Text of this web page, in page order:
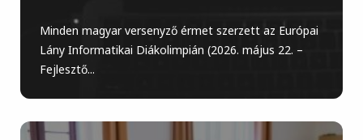
Minden magyar versenyző érmet szerzett az Európai
Lány Informatikai Diákolimpián (2026. május 22. –
Fejlesztő...